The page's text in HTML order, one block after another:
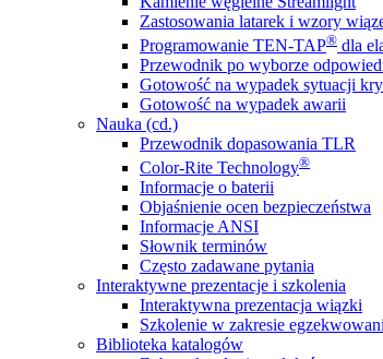
Zastosowania latarek i wzory
Programowanie TEN-TAP® dla
Przewodnik po wyborze
Gotowość na wypadek sytuacji
Gotowość na wypadek awarii
Nauka (cd.)
Przewodnik dopasowania TLR
Color-Rite Technology®
Informacje o baterii
Objaśnienie ocen bezpieczeństwa
Informacje ANSI
Słownik terminów
Często zadawane pytania
Interaktywne prezentacje i szkolenia
Interaktywna prezentacja wiązki
Szkolenie w zakresie
Biblioteka katalogów